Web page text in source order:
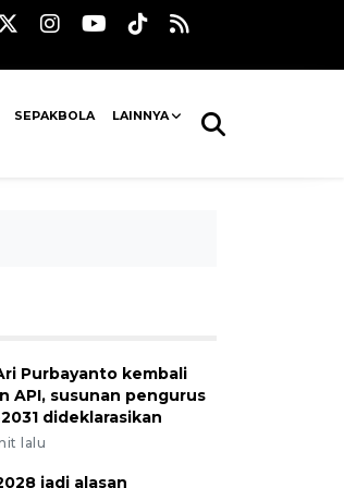
SEPAKBOLA LAINNYA
Purbayanto kembali
API, susunan pengurus
dideklarasikan
lalu
jadi alasan